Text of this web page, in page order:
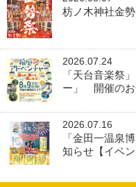
枋ノ木神社金
2026.07.24
「天台音楽祭
ー」 開催のお
2026.07.16
「金田一温泉
知らせ【イベ